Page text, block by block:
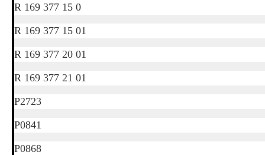
R 169 377 15 0
R 169 377 15 01
R 169 377 20 01
R 169 377 21 01
P2723
P0841
P0868